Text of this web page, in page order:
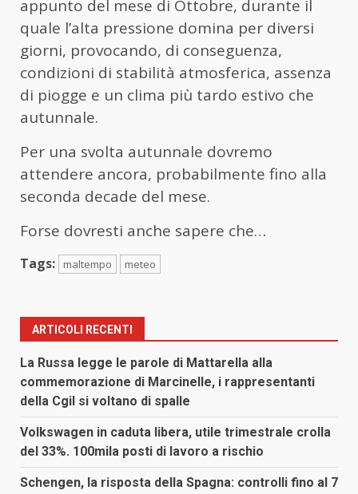
appunto del mese di Ottobre, durante il
quale l’alta pressione domina per diversi
giorni, provocando, di conseguenza,
condizioni di stabilità atmosferica, assenza
di piogge e un clima più tardo estivo che
autunnale.
Per una svolta autunnale dovremo
attendere ancora, probabilmente fino alla
seconda decade del mese.
Forse dovresti anche sapere che…
Tags: maltempo meteo
ARTICOLI RECENTI
La Russa legge le parole di Mattarella alla
commemorazione di Marcinelle, i rappresentanti
della Cgil si voltano di spalle
Volkswagen in caduta libera, utile trimestrale crolla
del 33%. 100mila posti di lavoro a rischio
Schengen, la risposta della Spagna: controlli fino al 7